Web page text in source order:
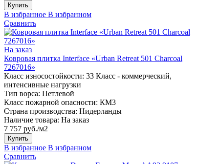
Купить
В избранное В избранном
Сравнить
На заказ
Ковровая плитка Interface «Urban Retreat 501 Charcoal
7267016»
Класс износостойкости: 33 Класс - коммерческий,
интенсивные нагрузки
Тип ворса: Петлевой
Класс пожарной опасности: КМ3
Страна производства: Нидерланды
Наличие товара: На заказ
7 757 руб./м2
Купить
В избранное В избранном
Сравнить